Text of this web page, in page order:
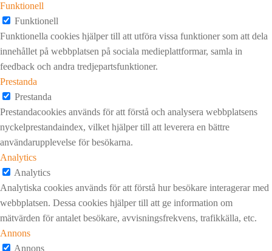
Funktionell
Funktionell
Funktionella cookies hjälper till att utföra vissa funktioner som att dela
innehållet på webbplatsen på sociala medieplattformar, samla in
feedback och andra tredjepartsfunktioner.
Prestanda
Prestanda
Prestandacookies används för att förstå och analysera webbplatsens
nyckelprestandaindex, vilket hjälper till att leverera en bättre
användarupplevelse för besökarna.
Analytics
Analytics
Analytiska cookies används för att förstå hur besökare interagerar med
webbplatsen. Dessa cookies hjälper till att ge information om
mätvärden för antalet besökare, avvisningsfrekvens, trafikkälla, etc.
Annons
Annons